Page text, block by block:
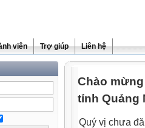
viên Trợ giúp Liên hệ
Chào
tỉnh Quảng
Quý vị chưa